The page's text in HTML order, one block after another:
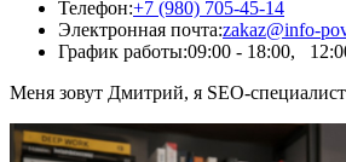
Телефон:+7 (980) 705-45-14
Электронная почта:zakaz@info-
График работы:09:00 - 18:00,
Меня зовут Дмитрий, я SEO-